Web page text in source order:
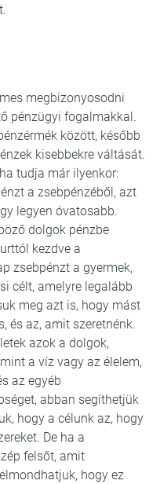
megbizonyosodni
pénzügyi fogalmakkal.
között, később
kisebbekre váltását.
tudja már ilyenkor:
a zsebpénzéből, azt
legyen óvatosabb.
dolgok pénzbe
kezdve a
zsebpénzt a gyermek,
célt, amelyre legalább
meg azt is, hogy mást
és az, amit szeretnénk.
azok a dolgok,
a víz vagy az élelem,
az egyéb
abban segíthetjük
hogy a célunk az, hogy
De ha a
felsőt, amit
hogy ez